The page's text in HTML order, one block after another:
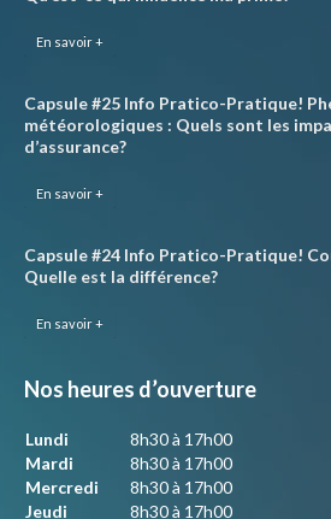
En savoir +
Capsule #25 Info Pratico-Pratique!
météorologiques : Quels sont les
d’assurance?
En savoir +
Capsule #24 Info Pratico-Pratique!
Quelle est la différence?
En savoir +
Nos heures d’ouverture
Lundi
8h30 à 17h00
Mardi
8h30 à 17h00
Mercredi
8h30 à 17h00
Jeudi
8h30 à 17h00